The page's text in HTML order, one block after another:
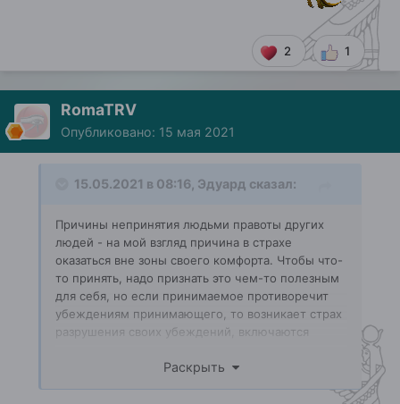
2 1
RomaTRV
Опубликовано: 15 мая 2021
15.05.2021 в 08:16, Эдуард сказал:
Причины непринятия людьми правоты других
людей - на мой взгляд причина в страхе
оказаться вне зоны своего комфорта. Чтобы что-
то принять, надо признать это чем-то полезным
для себя, но если принимаемое противоречит
убеждениям принимающего, то возникает страх
разрушения своих убеждений, включаются
логику. Внутренняя паника блокирует любые
попытки принятия того, что пугает.
Раскрыть